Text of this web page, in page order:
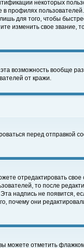
некоторых
профилях
для того, чтобы
изменить свое звание,
возможность вообще
от кражи.
перед отправкой
отредактировать
то после
надпись не появится,
почему они
можете отметить